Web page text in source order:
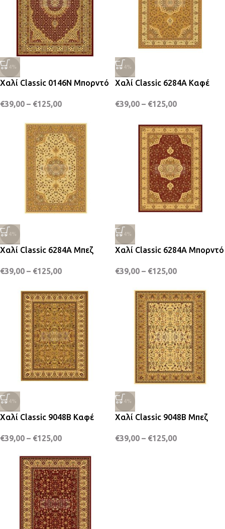
-34%
Χαλί Classic 0146N Μπορντό
€39,00 – €125,00
-34%
Χαλί Classic 6284A Καφέ
€39,00 – €125,00
-34%
Χαλί Classic 6284A Μπεζ
€39,00 – €125,00
-34%
Χαλί Classic 6284A Μπορντό
€39,00 – €125,00
-34%
Χαλί Classic 9048B Καφέ
€39,00 – €125,00
-34%
Χαλί Classic 9048B Μπεζ
€39,00 – €125,00